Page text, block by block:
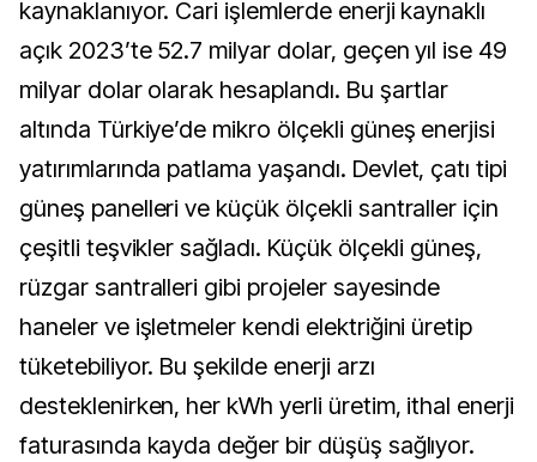
kaynaklanıyor. Cari işlemlerde enerji kaynaklı
açık 2023’te 52.7 milyar dolar, geçen yıl ise 49
milyar dolar olarak hesaplandı. Bu şartlar
altında Türkiye’de mikro ölçekli güneş enerjisi
yatırımlarında patlama yaşandı. Devlet, çatı tipi
güneş panelleri ve küçük ölçekli santraller için
çeşitli teşvikler sağladı. Küçük ölçekli güneş,
rüzgar santralleri gibi projeler sayesinde
haneler ve işletmeler kendi elektriğini üretip
tüketebiliyor. Bu şekilde enerji arzı
desteklenirken, her kWh yerli üretim, ithal enerji
faturasında kayda değer bir düşüş sağlıyor.